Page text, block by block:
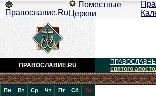
Православие.Ru
Поместные
Церкви
ПРАВОСЛАВИЕ.RU
святого
Пн Вт Ср Чт Пт Сб
Вс